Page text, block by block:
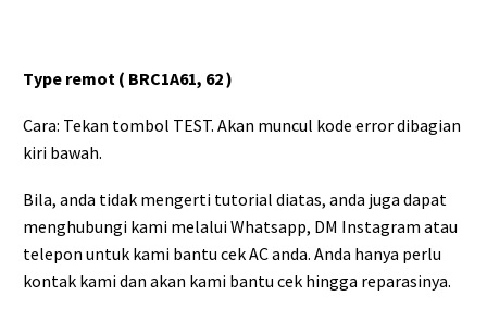
Type remot ( BRC1A61, 62 )
Cara: Tekan tombol TEST. Akan muncul kode error dibagian
kiri bawah.
Bila, anda tidak mengerti tutorial diatas, anda juga dapat
menghubungi kami melalui Whatsapp, DM Instagram atau
telepon untuk kami bantu cek AC anda. Anda hanya perlu
kontak kami dan akan kami bantu cek hingga reparasinya.